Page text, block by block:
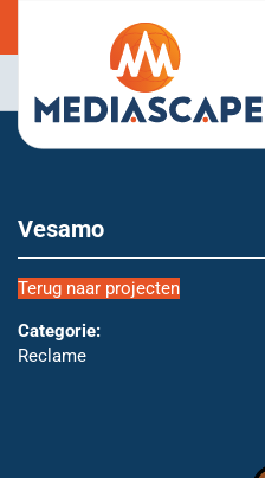
Vesamo
Terug naar projecten
Categorie:
Reclame